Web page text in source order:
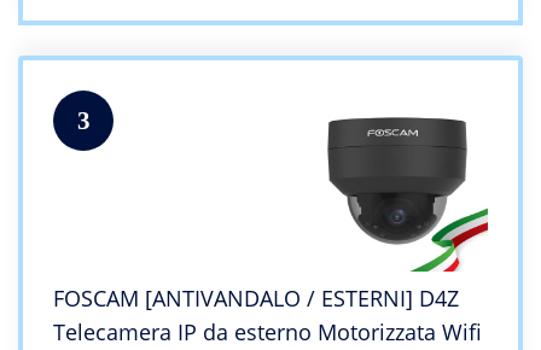
3
FOSCAM [ANTIVANDALO / ESTERNI] D4Z
Telecamera IP da esterno Motorizzata Wifi